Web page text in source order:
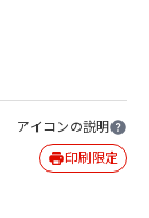
アイコンの説明
印刷限定